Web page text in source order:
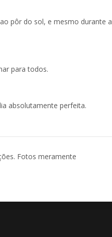
pôr do sol, e mesmo durante a
para todos.
absolutamente perfeita.
Fotos meramente